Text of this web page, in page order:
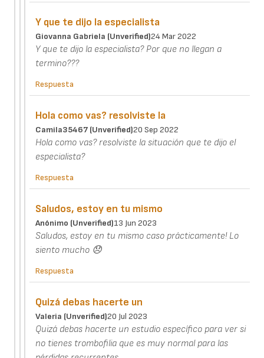
Y que te dijo la especialista
Giovanna Gabriela (unverified)24 Mar 2022
Y que te dijo la especialista? Por que no llegan a
termino???
Respuesta
Hola como vas? resolviste la
Camila35467 (unverified)20 Sep 2022
Hola como vas? resolviste la situación que te dijo el
especialista?
Respuesta
Saludos, estoy en tu mismo
Anónimo (unverified)13 Jun 2023
Saludos, estoy en tu mismo caso prácticamente! Lo
siento mucho 😞
Respuesta
Quizá debas hacerte un
Valeria (unverified)20 Jul 2023
Quizá debas hacerte un estudio específico para ver si
no tienes trombofilia que es muy normal para las